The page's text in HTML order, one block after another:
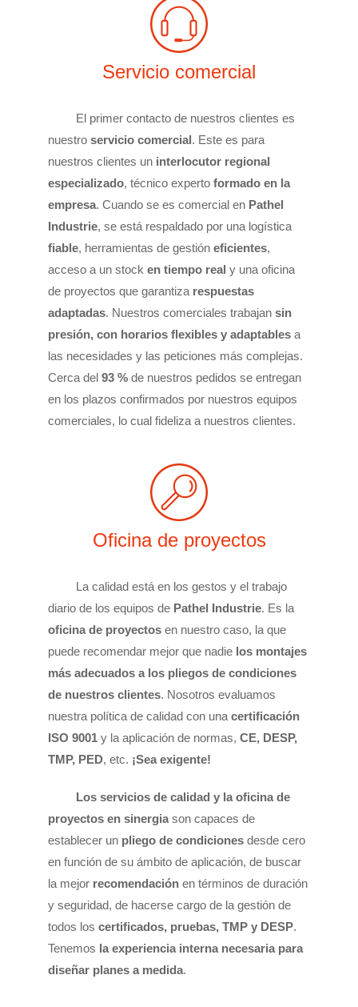
Servicio comercial
El primer contacto de nuestros clientes es
nuestro servicio comercial. Este es para
nuestros clientes un interlocutor regional
especializado, técnico experto formado en la
empresa. Cuando se es comercial en Pathel
Industrie, se está respaldado por una logística
fiable, herramientas de gestión eficientes,
acceso a un stock en tiempo real y una oficina
de proyectos que garantiza respuestas
adaptadas. Nuestros comerciales trabajan sin
presión, con horarios flexibles y adaptables a
las necesidades y las peticiones más complejas.
Cerca del 93 % de nuestros pedidos se entregan
en los plazos confirmados por nuestros equipos
comerciales, lo cual fideliza a nuestros clientes.
Oficina de proyectos
La calidad está en los gestos y el trabajo
diario de los equipos de Pathel Industrie. Es la
oficina de proyectos en nuestro caso, la que
puede recomendar mejor que nadie los montajes
más adecuados a los pliegos de condiciones
de nuestros clientes. Nosotros evaluamos
nuestra política de calidad con una certificación
ISO 9001 y la aplicación de normas, CE, DESP,
TMP, PED, etc. ¡Sea exigente!
Los servicios de calidad y la oficina de
proyectos en sinergia son capaces de
establecer un pliego de condiciones desde cero
en función de su ámbito de aplicación, de buscar
la mejor recomendación en términos de duración
y seguridad, de hacerse cargo de la gestión de
todos los certificados, pruebas, TMP y DESP.
Tenemos la experiencia interna necesaria para
diseñar planes a medida.